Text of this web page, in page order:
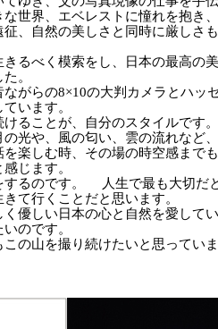
世界、エベレストに憧れを抱き
、自然の美しさと同時に厳しさ
るべく模索をし、日本の最高の
。
がらの8×10の大判カメラとハッ
います。
ることが、自分のスタイルです
光や、風の匂い、雲の流れなど
楽しむ時、その場の時空感まで
じます。
するのです。 人生で最も大切だ
て行くことだと思います。
優しい日本の心と自然を愛して
のです。
の山を撮り続けたいと思ってい